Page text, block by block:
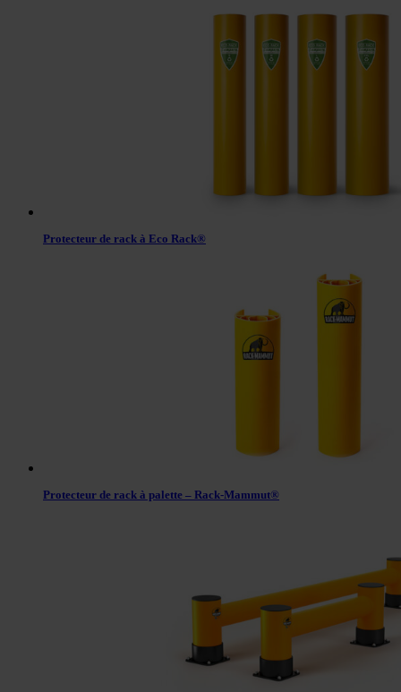
Protecteur de rack à Eco Rack®
Protecteur de rack à palette – Rack-Mammut®